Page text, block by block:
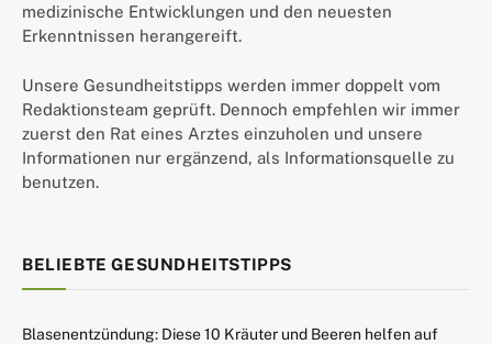
medizinische Entwicklungen und den neuesten
Erkenntnissen herangereift.
Unsere Gesundheitstipps werden immer doppelt vom
Redaktionsteam geprüft. Dennoch empfehlen wir immer
zuerst den Rat eines Arztes einzuholen und unsere
Informationen nur ergänzend, als Informationsquelle zu
benutzen.
BELIEBTE GESUNDHEITSTIPPS
Blasenentzündung: Diese 10 Kräuter und Beeren helfen auf